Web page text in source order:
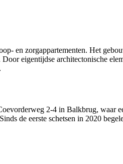
en zorgappartementen. Het
eigentijdse architectonische
2-4 in Balkbrug, waar
de eerste schetsen in 2020